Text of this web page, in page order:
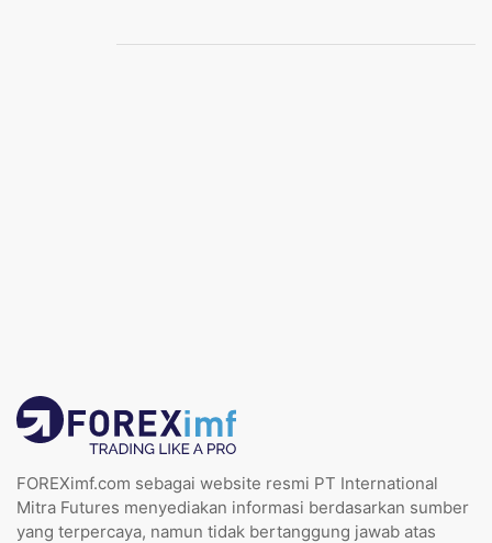
FOREXimf.com sebagai website resmi PT International
Mitra Futures menyediakan informasi berdasarkan sumber
yang terpercaya, namun tidak bertanggung jawab atas